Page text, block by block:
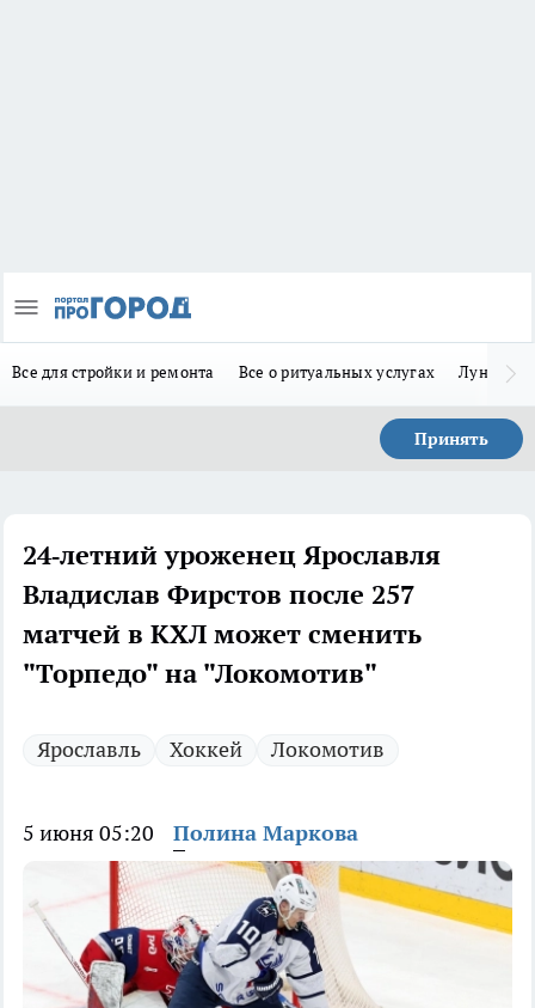
Все для стройки и ремонта Все о ритуальных услугах Лунно-
Принять
24‑летний уроженец Ярославля
Владислав Фирстов после 257
матчей в КХЛ может сменить
"Торпедо" на "Локомотив"
Ярославль Хоккей Локомотив
5 июня 05:20 Полина Маркова